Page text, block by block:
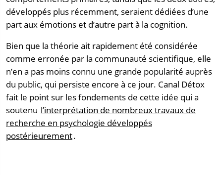
développés plus récemment, seraient dédiées d’une
part aux émotions et d’autre part à la cognition.
Bien que la théorie ait rapidement été considérée
comme erronée par la communauté scientifique, elle
n’en a pas moins connu une grande popularité auprès
du public, qui persiste encore à ce jour. Canal Détox
fait le point sur les fondements de cette idée qui a
soutenu l’interprétation de nombreux travaux de
recherche en psychologie développés
postérieurement.